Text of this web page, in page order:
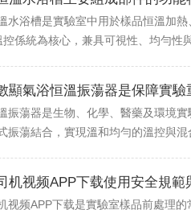
水浴槽是實驗室中用於樣品恒溫加
係統為核心，兼具可視性、均勻性
顯氣浴恒溫振蕩器是保障實
振蕩器是生物、化學、醫藥及環境
振蕩結合，實現溫和均勻的溫控與
机视频APP下载使用安全規範
视频APP下载是實驗室樣品前處理